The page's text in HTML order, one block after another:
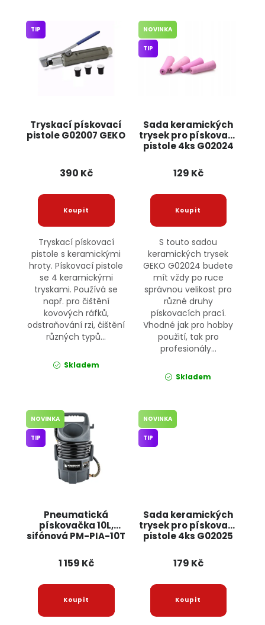
Tryskací pískovací
pistole G02007 GEKO
TIP
390 Kč
Tryskací pískovací
pistole s keramickými
hroty. Pískovací pistole
se 4 keramickými
tryskami. Používá se
např. pro čištění
kovových ráfků,
odstraňování rzi, čištění
různých typů...
Skladem
Sada keramických
trysek pro pískovací
pistole 4ks G02024
NOVINKA
TIP
129 Kč
S touto sadou
keramických trysek
GEKO G02024 budete
mít vždy po ruce
správnou velikost pro
různé druhy
pískovacích prací.
Vhodné jak pro hobby
použití, tak pro
profesionály...
Skladem
Pneumatická
pískovačka 10L,
sifónová PM-PIA-10T
NOVINKA
TIP
1 159 Kč
Sada keramických
trysek pro pískovací
pistole 4ks G02025
NOVINKA
TIP
179 Kč